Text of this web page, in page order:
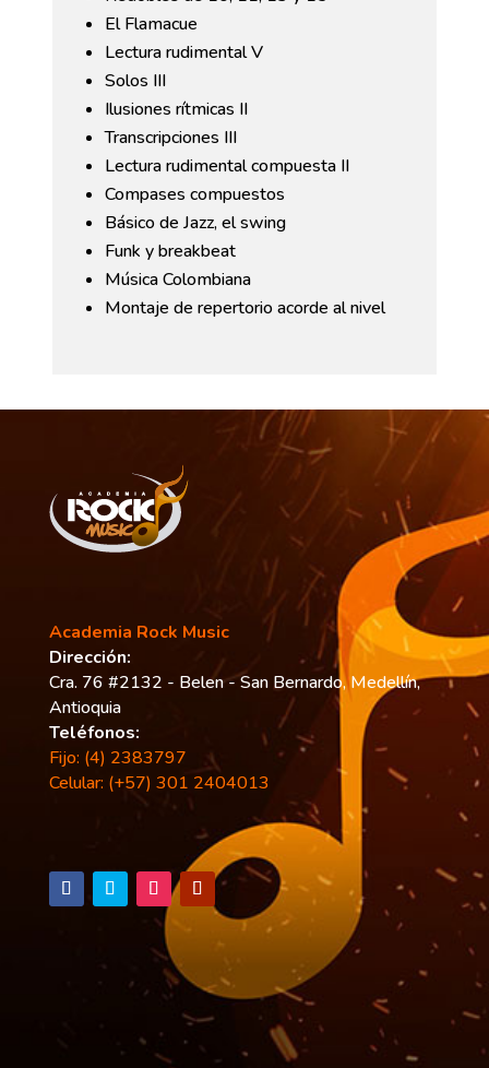
El Flamacue
Lectura rudimental V
Solos III
Ilusiones rítmicas II
Transcripciones III
Lectura rudimental compuesta II
Compases compuestos
Básico de Jazz, el swing
Funk y breakbeat
Música Colombiana
Montaje de repertorio acorde al nivel
Academia Rock Music
Dirección:
Cra. 76 #2132 - Belen - San Bernardo, Medellín,
Antioquia
Teléfonos:
Fijo: (4) 2383797
Celular: (+57) 301 2404013